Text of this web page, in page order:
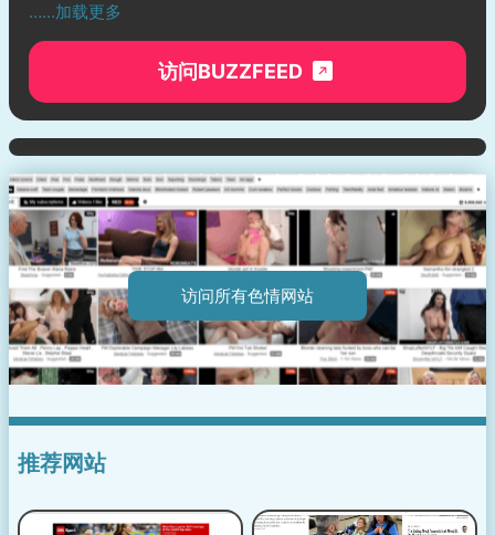
……加载更多
访问BUZZFEED
访问所有色情网站
推荐网站